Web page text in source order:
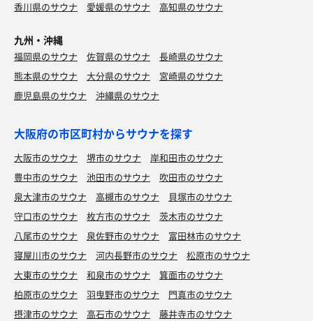
香川県のサウナ
愛媛県のサウナ 高知県のサウナ
九州・沖縄
福岡県のサウナ 佐賀県のサウナ
長崎県のサウナ
熊本県のサウナ
大分県のサウナ
宮崎県のサウナ
鹿児島県のサウナ
沖縄県のサウナ
大阪府の市区町村からサウナを探す
大阪市のサウナ 堺市のサウナ
岸和田市のサウナ
豊中市のサウナ
池田市のサウナ
吹田市のサウナ
泉大津市のサウナ
高槻市のサウナ
貝塚市のサウナ
守口市のサウナ
枚方市のサウナ
茨木市のサウナ
八尾市のサウナ
泉佐野市のサウナ
富田林市のサウナ
寝屋川市のサウナ
河内長野市のサウナ
松原市のサウナ
大東市のサウナ
和泉市のサウナ
箕面市のサウナ
柏原市のサウナ
羽曳野市のサウナ
門真市のサウナ
摂津市のサウナ
高石市のサウナ
藤井寺市のサウナ